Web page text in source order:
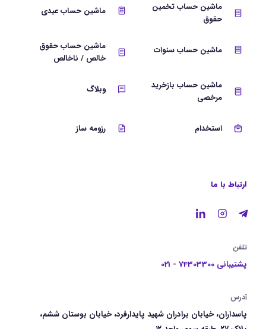
ماشین حساب تخمین
حقوق
ماشین حساب عیدی
ماشین حساب سنوات
ماشین حساب حقوق
خالص / ناخالص
ماشین حساب بازخرید
مرخصی
وبلاگ
استخدام رزومه ساز
ارتباط با ما
تلفن
پشتیبانی 74303300 - 021
آدرس
پاسداران، خیابان برادران شهید پایدارفرد، خیابان بوستان ششم،